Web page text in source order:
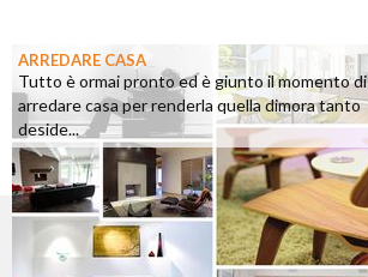
ARREDARE CASA
Tutto è ormai pronto ed è giunto il momento di
arredare casa per renderla quella dimora tanto
deside...
©2026 - casapratica.org - p.iva 03338800984